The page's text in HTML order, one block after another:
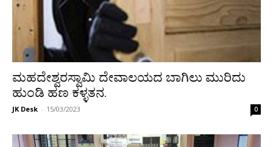
ಮಹದೇಶ್ವರಸ್ವಾಮಿ ದೇವಾಲಯದ ಬಾಗಿಲು ಮುರಿದು
ಹುಂಡಿ ಹಣ ಕಳ್ಳತನ.
JK Desk - 15/03/2023 0